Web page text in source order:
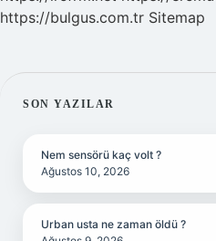
https://bulgus.com.tr Sitemap
SIDEBAR
SON YAZILAR
Nem sensörü kaç volt ?
Ağustos 10, 2026
Urban usta ne zaman öldü ?